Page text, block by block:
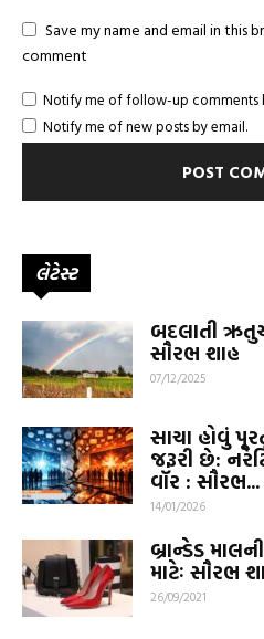
Save my name and email in this
comment
Notify me of follow-up comments
Notify me of new posts by email.
લેટેસ્ટ
બદલાતી
સૌરભ શાહ
07/12/2025
સાચા હોવું
જરૂરી છે:
વૉર : સૌરભ...
14/01/2026
બ્રાન્ડેડ
માટેઃ સૌરભ
26/09/2021